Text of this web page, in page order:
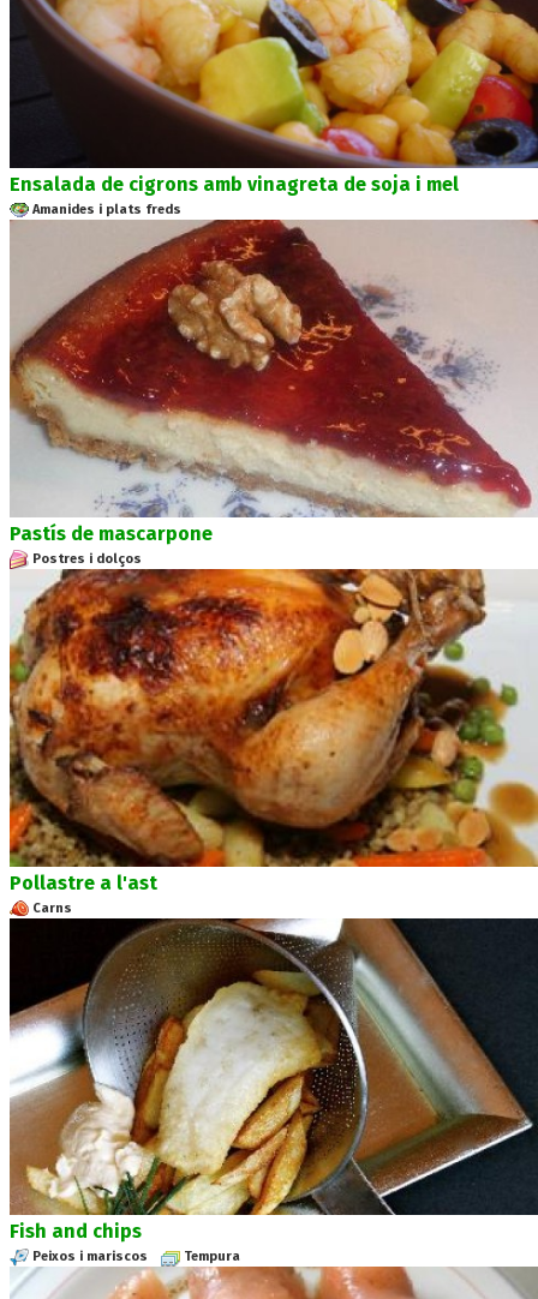
Ensalada de cigrons amb vinagreta de soja i mel
Amanides i plats freds
Pastís de mascarpone
Postres i dolços
Pollastre a l'ast
Carns
Fish and chips
Peixos i mariscos Tempura